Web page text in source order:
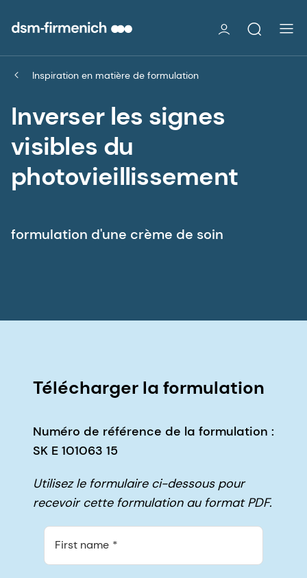
Inspiration en matière de formulation
Inverser les signes
visibles du
photovieillissement
formulation d'une crème de soin
Télécharger la formulation
Numéro de référence de la formulation :
SK E 101063 15
Utilisez le formulaire ci-dessous pour
recevoir cette formulation au format PDF.
First name